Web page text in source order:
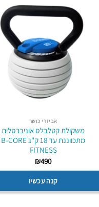
אביזרי כושר
משקולת קטלבלס אוניברסלית
מתכווננת עד 18 ק"ג B-CORE
FITNESS
₪490
קנה עכשיו